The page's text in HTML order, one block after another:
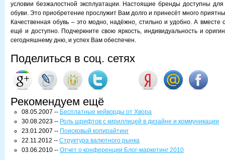
условии безжалостной эксплуатации. Настоящие бренды доступны для
обуви. Это приобретение прослужит Вам долго и принесёт много
Качественная обувь – это модно, надёжно, стильно и удобно. А вместе
ещё и доступно. Подчеркните свою яркость, индивидуальность и
сегодняшнему дню, и успех Вам обеспечен.
Поделиться в соц. сетях
Рекомендуем ещё
08.05.2007 -- Бесплатные кейворды от Хвора
30.08.2023 -- Роль шрифтов с кириллицей в дизайне и коммуникации
23.01.2007 -- Поисковый копирайтинг
22.11.2012 -- Структура валютного рынка
03.06.2010 -- Отчет о конференции Блог-маркетинг 2010